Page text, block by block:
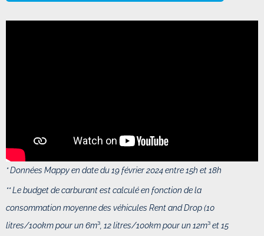
* Données Mappy en date du 19 février 2024 entre 15h et 18h
** Le budget de carburant est calculé en fonction dela
consommation moyenne des véhicules Rent and Drop (10
litres/100km pour un 6m³, 12 litres/100km pour un 12m³et 15